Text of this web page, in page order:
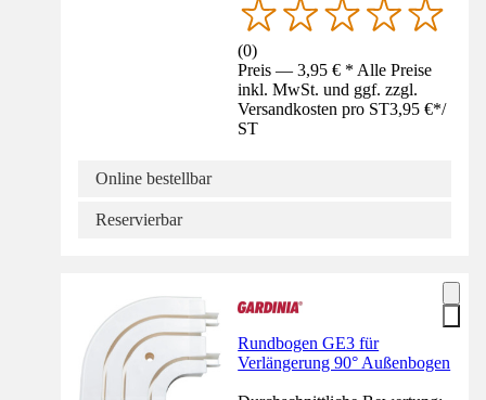
(0)
Preis — 3,95 € * Alle Preise
inkl. MwSt. und ggf. zzgl.
Versandkosten pro ST3,95 €*/
ST
Online bestellbar
Reservierbar
Rundbogen GE3 für
Verlängerung 90° Außenbogen